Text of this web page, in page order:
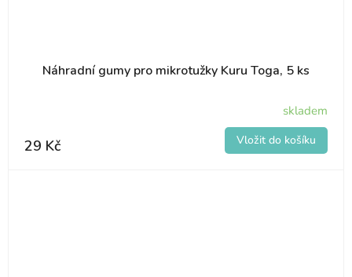
Náhradní gumy pro mikrotužky Kuru Toga, 5 ks
skladem
29 Kč